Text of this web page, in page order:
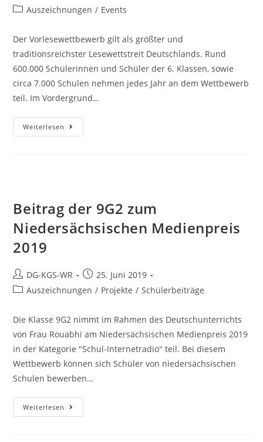
Auszeichnungen / Events
Der Vorlesewettbewerb gilt als größter und
traditionsreichster Lesewettstreit Deutschlands. Rund
600.000 Schülerinnen und Schüler der 6. Klassen, sowie
circa 7.000 Schulen nehmen jedes Jahr an dem Wettbewerb
teil. Im Vordergrund…
Weiterlesen
Beitrag der 9G2 zum
Niedersächsischen Medienpreis
2019
DG-KGS-WR
25. Juni 2019
Auszeichnungen / Projekte / Schülerbeiträge
Die Klasse 9G2 nimmt im Rahmen des Deutschunterrichts
von Frau Rouabhi am Niedersächsischen Medienpreis 2019
in der Kategorie "Schul-Internetradio" teil. Bei diesem
Wettbewerb können sich Schüler von niedersächsischen
Schulen bewerben…
Weiterlesen